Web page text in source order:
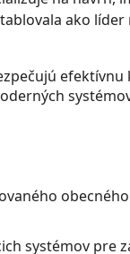
ako
systémov